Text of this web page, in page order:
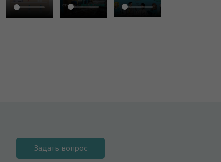
Задать вопрос